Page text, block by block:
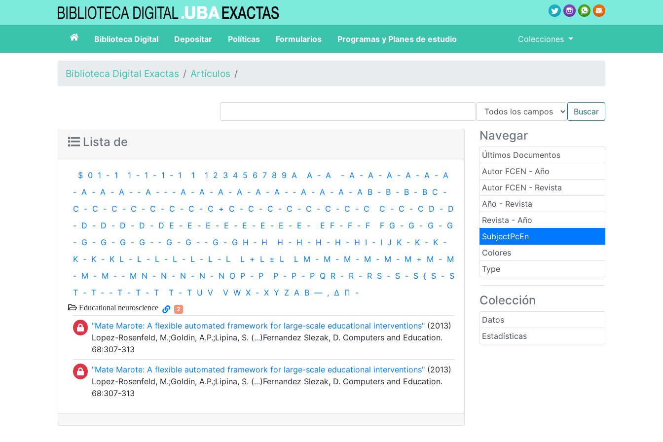
Biblioteca Digital Depositar Políticas Formularios Programas y Planes de estudio Colecciones
Biblioteca Digital Exactas Artículos
Navegar
Últimos Documentos
Autor FCEN - Año
Autor FCEN - Revista
Año - Revista
Revista - Año
SubjectPcEn
Colores
Type
Colección
Datos
Estadísticas
Lista de
$ 0 1 - 1 1 - 1 - 1 - 1 1 1 2 3 4 5 6 7 8 9 A A - A - A - A - A - A - A - A
- A - A - A - ‐ A - ‐ - A - A - A - A - A - A - ‐ A - A - A - A B - B - B - B C -
C - C - C - C - C - C - C - C + C - C - C - C - C - C - C - C C - C - C D - D
- D - D - D - D - D E - E - E - E - E - E - E - E - E F - F - F F G - G - G - G
- G - G - G - G - ‐ G - G - ‐ G - G H ‐ H H - H - H - H - H I - I J K - K - K -
K - K - K L - L - L - L - L - L - L L + L ± L L M - M - M - M - M - M + M - M
- M - M - ‐ M N - N - N - N - N O P - P P - P - P Q R - R - R S - S - S { S - S
T - T ‐ - T - T - T T - T U V V W X - X Y Z Α Β — , Δ Π -
Educational neuroscience 2
"Mate Marote: A flexible automated framework for large-scale educational interventions" (2013)
Lopez-Rosenfeld, M.;Goldin, A.P.;Lipina, S. (...)Fernandez Slezak, D. Computers and Education.
68:307-313
"Mate Marote: A flexible automated framework for large-scale educational interventions" (2013)
Lopez-Rosenfeld, M.;Goldin, A.P.;Lipina, S. (...)Fernandez Slezak, D. Computers and Education.
68:307-313